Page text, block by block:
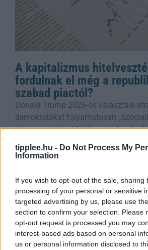
tipplee.hu - Do Not Process My
Information
If you wish to opt-out of the sale, sharing
processing of your personal or sensitive
targeted advertising by us, please use
section to confirm your selection. Please
opt-out request is processed you may
interest-based ads based on personal
us or personal information disclosed to
A kapitalizmus
fordulnak el még a
szabad piactól?
Donald Trump 2026-os választási
demokratákat folyamatosan
„kommunistának” bélyegzi, de a
közvélemény-kutatások szerint a
hit csökkenése nagyobb problémát